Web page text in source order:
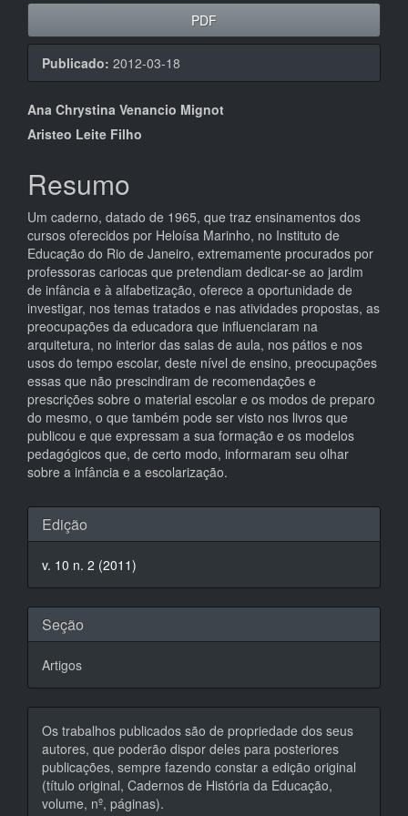
PDF
Publicado: 2012-03-18
Conteúdo
do
artigo
principal
Ana Chrystina Venancio Mignot
Aristeo Leite Filho
Resumo
Um caderno, datado de 1965, que traz ensinamentos dos
cursos oferecidos por Heloísa Marinho, no Instituto de
Educação do Rio de Janeiro, extremamente procurados por
professoras cariocas que pretendiam dedicar-se ao jardim
de infância e à alfabetização, oferece a oportunidade de
investigar, nos temas tratados e nas atividades propostas, as
preocupações da educadora que influenciaram na
arquitetura, no interior das salas de aula, nos pátios e nos
usos do tempo escolar, deste nível de ensino, preocupações
essas que não prescindiram de recomendações e
prescrições sobre o material escolar e os modos de preparo
do mesmo, o que também pode ser visto nos livros que
publicou e que expressam a sua formação e os modelos
pedagógicos que, de certo modo, informaram seu olhar
sobre a infância e a escolarização.
Detalhes
do
artigo
Edição
v. 10 n. 2 (2011)
Seção
Artigos
Os trabalhos publicados são de propriedade dos seus
autores, que poderão dispor deles para posteriores
publicações, sempre fazendo constar a edição original
(título original, Cadernos de História da Educação,
volume, nº, páginas).